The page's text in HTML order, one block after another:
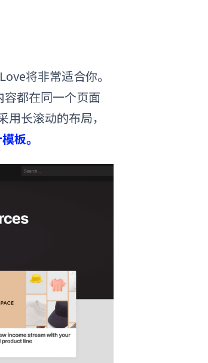
将非常适合你。
都在同一个页面
用长滚动的布局，
板。